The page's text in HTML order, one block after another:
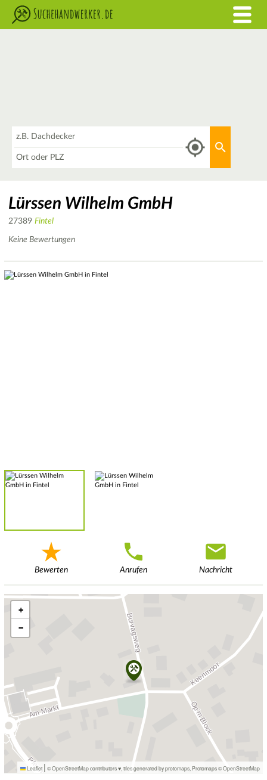
Lürssen Wilhelm GmbH
27389 Fintel
Keine Bewertungen
Bewerten Anrufen Nachricht
+
−
Leaflet | © OpenStreetMap contributors ♥, tiles generated by protomaps Protomaps©OpenStreetMap